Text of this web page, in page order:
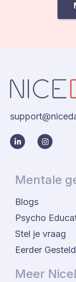
Mentale
Blogs
Psycho
Stel je vraag
Eerder
Meer